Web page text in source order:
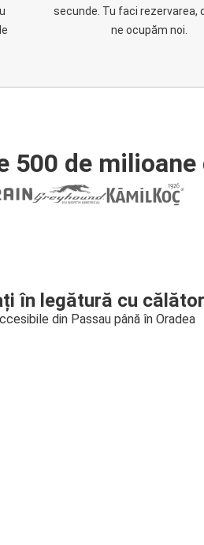
secunde. Tu faci rezervarea,
ne ocupăm noi.
500 de milioane
în legătură cu
din Passau până în Oradea